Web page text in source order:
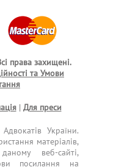
права захищені.
та Умови
| Для преси
України.
матеріалів,
веб-сайті,
посилання на